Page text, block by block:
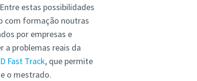
estas possibilidades
com formação noutras
por empresas e
a problemas reais da
Fast Track, que permite
o mestrado.